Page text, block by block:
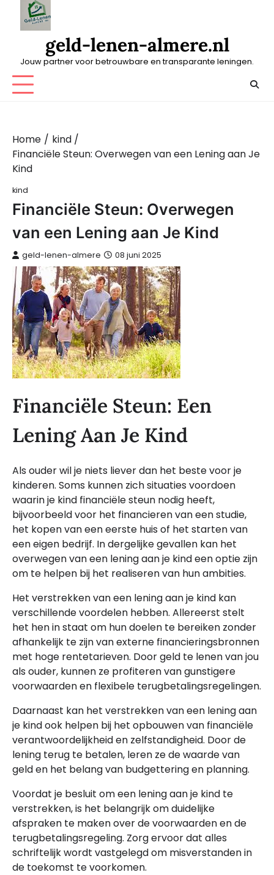
geld-lenen-almere.nl
Jouw partner voor betrouwbare en transparante leningen.
Home
kind
Financiële Steun: Overwegen van een Lening aan Je
Kind
kind
Financiële Steun: Overwegen
van een Lening aan Je Kind
geld-lenen-almere 08 juni 2025
Financiële Steun: Een
Lening Aan Je Kind
Als ouder wil je niets liever dan het beste voor je
kinderen. Soms kunnen zich situaties voordoen
waarin je kind financiële steun nodig heeft,
bijvoorbeeld voor het financieren van een studie,
het kopen van een eerste huis of het starten van
een eigen bedrijf. In dergelijke gevallen kan het
overwegen van een lening aan je kind een optie zijn
om te helpen bij het realiseren van hun ambities.
Het verstrekken van een lening aan je kind kan
verschillende voordelen hebben. Allereerst stelt
het hen in staat om hun doelen te bereiken zonder
afhankelijk te zijn van externe financieringsbronnen
met hoge rentetarieven. Door geld te lenen van jou
als ouder, kunnen ze profiteren van gunstigere
voorwaarden en flexibele terugbetalingsregelingen.
Daarnaast kan het verstrekken van een lening aan
je kind ook helpen bij het opbouwen van financiële
verantwoordelijkheid en zelfstandigheid. Door de
lening terug te betalen, leren ze de waarde van
geld en het belang van budgettering en planning.
Voordat je besluit om een lening aan je kind te
verstrekken, is het belangrijk om duidelijke
afspraken te maken over de voorwaarden en de
terugbetalingsregeling. Zorg ervoor dat alles
schriftelijk wordt vastgelegd om misverstanden in
de toekomst te voorkomen.